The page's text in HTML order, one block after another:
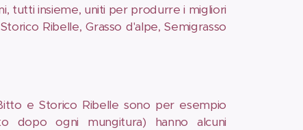
tutti insieme, uniti per produrre i migliori
Ribelle, Grasso d'alpe, Semigrasso
e Storico Ribelle sono per esempio
dopo ogni mungitura) hanno alcuni